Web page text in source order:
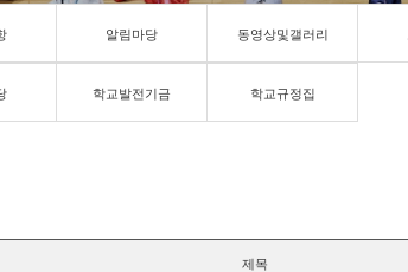
알림마당 동영상및갤러리
학교발전기금 학교규정집
제목